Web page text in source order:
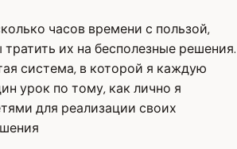
часов времени с пользой,
их на бесполезные решения.
система, в которой я каждую
урок по тому, как лично я
для реализации своих